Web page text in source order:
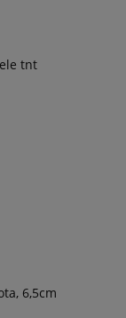
tnt
6,5cm